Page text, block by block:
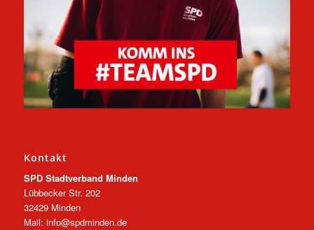
Kontakt
SPD Stadtverband Minden
Lübbecker Str. 202
32429 Minden
Mail: info@spdminden.de